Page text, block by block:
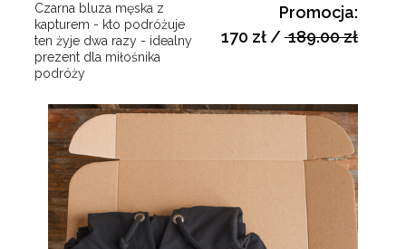
Czarna bluza męska z
kapturem - kto podróżuje
ten żyje dwa razy - idealny
prezent dla miłośnika
podróży
Promocja:
170 zł /189.00 zł